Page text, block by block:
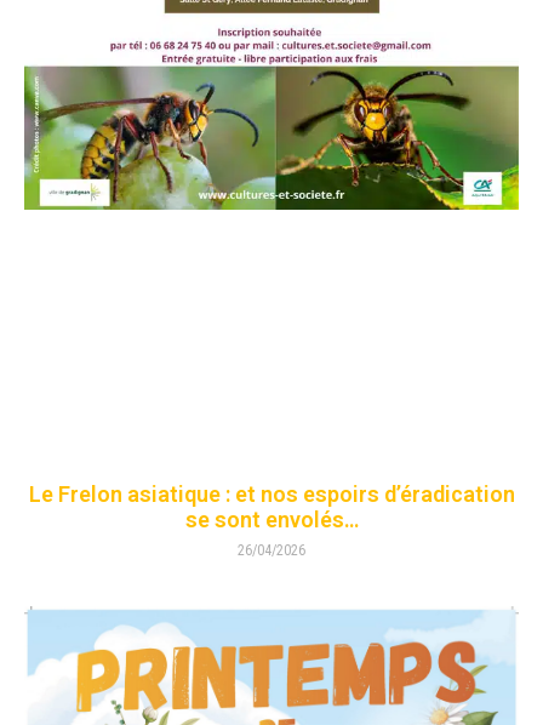
Le Frelon asiatique : et nos espoirs d’éradication
se sont envolés…
26/04/2026